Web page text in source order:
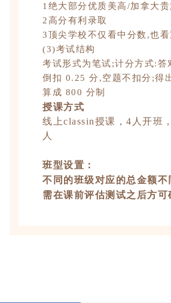
1绝大部分优质美高/加拿大
2高分有利录取
3顶尖学校不仅看中分数,也
(3)考试结构
考试形式为笔试;计分方式:答
倒扣 0.25 分,空题不扣分;得
算成 800 分制
授课方式
线上classin授课，4人开班
人
班型设置：
不同的班级对应的总金额不
需在课前评估测试之后方可